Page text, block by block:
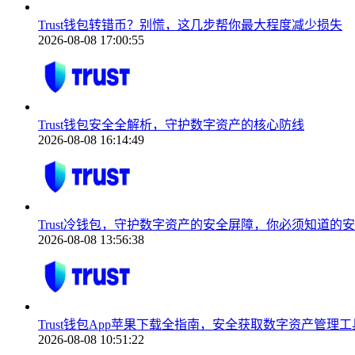
Trust钱包转错币？别慌，这几步帮你最大程度减少损失
2026-08-08 17:00:55
Trust钱包安全全解析，守护数字资产的核心防线
2026-08-08 16:14:49
Trust冷钱包，守护数字资产的安全屏障，你必须知道的
2026-08-08 13:56:38
Trust钱包App苹果下载全指南，安全获取数字资产管理工
2026-08-08 10:51:22